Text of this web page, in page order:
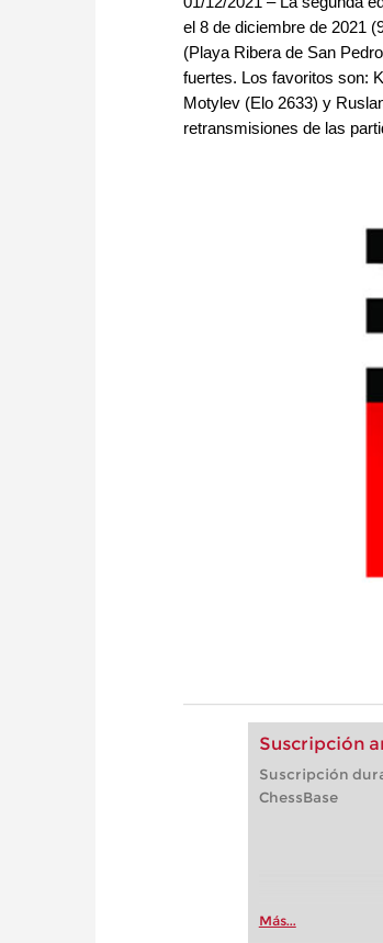
el 8 de diciembre de 2021
(Playa Ribera de San
fuertes. Los favoritos son:
Motylev (Elo 2633) y
retransmisiones de las
Suscripción
Suscripción
ChessBase
Más...